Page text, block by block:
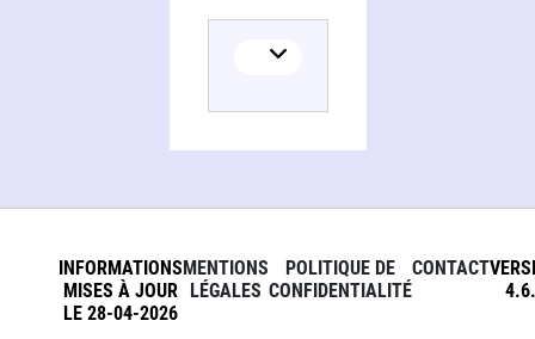
INFORMATIONS
MISES À JOUR
LE 28-04-2026
MENTIONS
LÉGALES
POLITIQUE DE
CONFIDENTIALITÉ
CONTACT